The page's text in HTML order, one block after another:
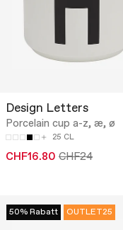
Design Letters
Porcelain cup a-z, æ, ø
25 CL
CHF16.80 CHF24
50% Rabatt OUTLET25